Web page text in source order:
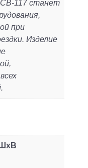
117 станет
при
Изделие